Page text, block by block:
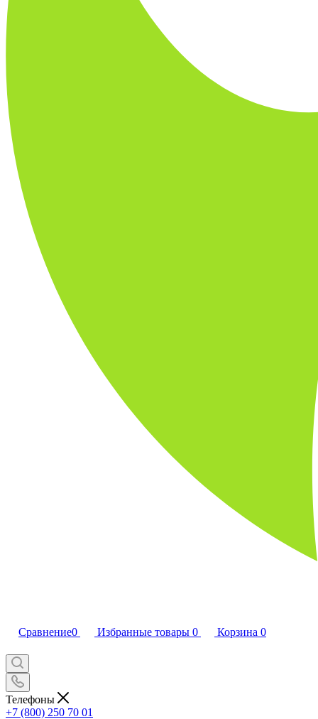
Сравнение0 Избранные товары 0 Корзина 0
Телефоны
+7 (800) 250 70 01